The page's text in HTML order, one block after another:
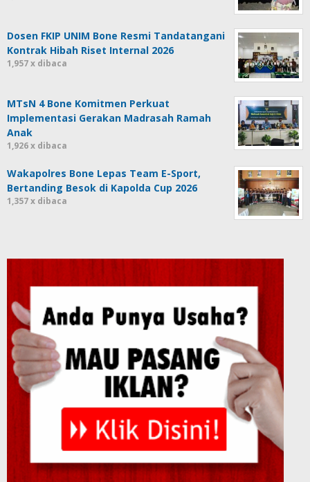
Dosen FKIP UNIM Bone Resmi Tandatangani
Kontrak Hibah Riset Internal 2026
1,957 x dibaca
MTsN 4 Bone Komitmen Perkuat
Implementasi Gerakan Madrasah Ramah
Anak
1,926 x dibaca
Wakapolres Bone Lepas Team E-Sport,
Bertanding Besok di Kapolda Cup 2026
1,357 x dibaca